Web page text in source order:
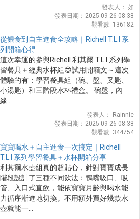
發表人： 如
發表日期：2025-09-26 08:38
觀看數: 136182
從餵食到自主進食全攻略｜Richell T.L.I 系
列開箱心得
這次幸運的參與Richell 利其爾 T.L.I 系列學
習餐具＋經典水杯組😍試用開箱文～這次
體驗的有：學習餐具組（碗、盤、叉匙、
小湯匙）和三階段水杯禮盒。 碗盤，內
緣...
發表人： Rainnie
發表日期：2025-09-26 08:38
觀看數: 344754
寶寶喝水＋自主進食一次搞定｜Richell
T.L.I 系列學習餐具＋水杯開箱分享
利其爾水壺組真的超貼心，針對寶寶成長
階段設計了三種不同飲法：鴨嘴吸口、吸
管、入口式直飲，能依寶寶月齡與喝水能
力循序漸進地切換。不用額外買好幾款水
壺就能一...